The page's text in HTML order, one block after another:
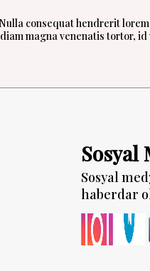
consequat hendrerit
magna venenatis tortor,
Sosyal
Sosyal
haberdar